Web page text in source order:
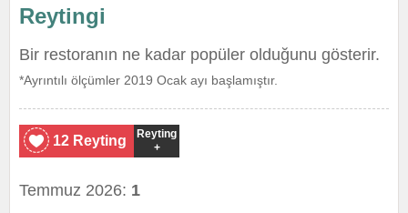
Reytingi
Bir restoranın ne kadar popüler olduğunu gösterir.
*Ayrıntılı ölçümler 2019 Ocak ayı başlamıştır.
12 Reyting
Reyting
+
Temmuz 2026: 1